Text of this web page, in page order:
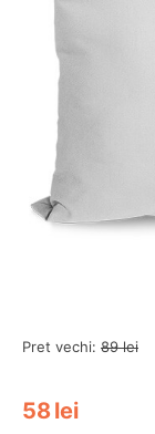
Pret vechi: 89 lei
58lei